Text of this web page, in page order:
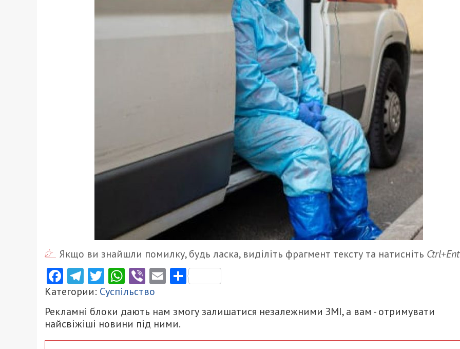
Якщо ви знайшли помилку, будь ласка, виділіть фрагмент тексту та натисніть
Facebook
Telegram
Twitter
WhatsApp
ViberEmailПоділитися
Категории: Суспільство
Рекламні блоки дають нам змогу залишатися незалежними ЗМІ, а вам - отримувати
найсвіжіші новини під ними.